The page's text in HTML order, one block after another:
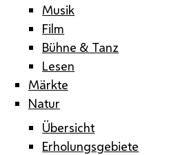
Musik
Film
Bühne & Tanz
Lesen
Märkte
Natur
Übersicht
Erholungsgebiete